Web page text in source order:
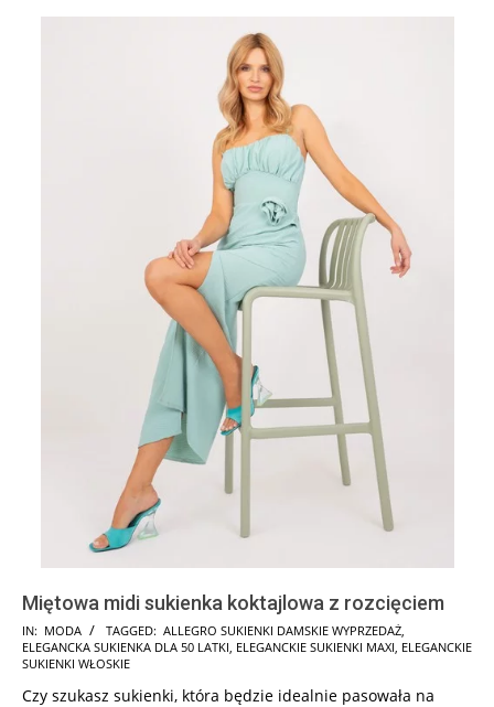
Miętowa midi sukienka koktajlowa z rozcięciem
2024-
09-
IN: MODA TAGGED: ALLEGRO SUKIENKI DAMSKIE WYPRZEDAŻ
ELEGANCKA SUKIENKA DLA 50 LATKI ELEGANCKIE SUKIENKI MAXI ELEGANCKIE
SUKIENKI WŁOSKIE
Czy szukasz sukienki, która będzie idealnie pasowała na